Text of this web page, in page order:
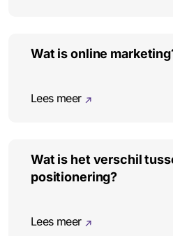
Wat is online
Lees meer
Wat is het verschil
positionering?
Lees meer